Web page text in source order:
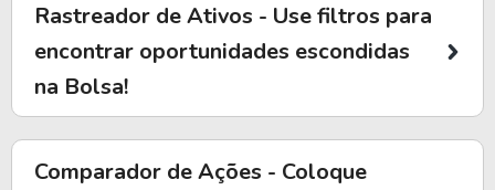
Rastreador de Ativos - Use filtros para
encontrar oportunidades escondidas
na Bolsa!
Comparador de Ações - Coloque